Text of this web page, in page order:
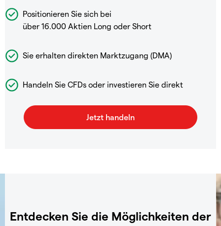
Positionieren Sie sich bei
über 16.000 Aktien Long oder Short
Sie erhalten direkten Marktzugang (DMA)
Handeln Sie CFDs oder investieren Sie direkt
Entdecken Sie die Möglichkeiten der